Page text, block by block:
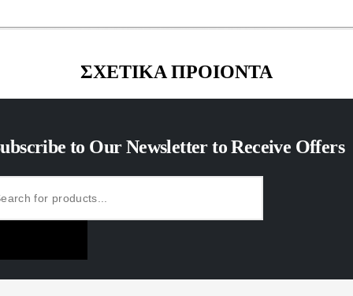
ΣΧΕΤΙΚΑ ΠΡΟΙΟΝΤΑ
to Our Newsletter to Receive Offers